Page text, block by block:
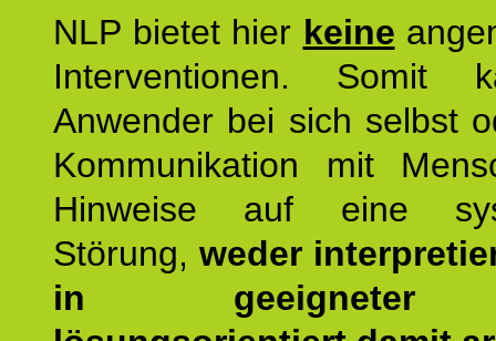
NLP bietet hier keine
Interventionen. Somit
Anwender bei sich selbst
Kommunikation mit
Hinweise auf eine
Störung, weder
in geeigneter